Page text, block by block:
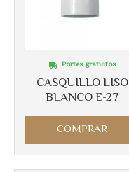
CASQUILLO LISO
BLANCO E-27
Portes gratuitos
COMPRAR
Más info